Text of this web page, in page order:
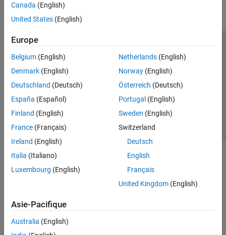
Canada (English)
United States (English)
Europe
Belgium (English)
Denmark (English)
Deutschland (Deutsch)
España (Español)
Finland (English)
France (Français)
Ireland (English)
Italia (Italiano)
Luxembourg (English)
Netherlands(English)
Norway(English)
Österreich (Deutsch)
Portugal (English)
Sweden (English)
Switzerland
Deutsch
English
Français
United Kingdom(English)
Asie-Pacifique
Australia (English)
Lutte anti-piratage
Contacts locaux
© 1994-2026 The MathWorks, Inc.